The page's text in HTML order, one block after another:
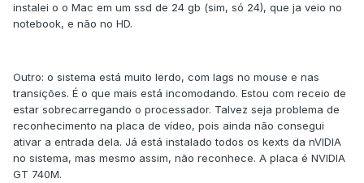
instalei o o Mac em um ssd de 24 gb (sim, só 24), que ja veio no
notebook, e não no HD.
Outro: o sistema está muito lerdo, com lags no mouse e nas
transições. É o que mais está incomodando. Estou com receio de
estar sobrecarregando o processador. Talvez seja problema de
reconhecimento na placa de vídeo, pois ainda não consegui
ativar a entrada dela. Já está instalado todos os kexts da nVIDIA
no sistema, mas mesmo assim, não reconhece. A placa é NVIDIA
GT 740M.